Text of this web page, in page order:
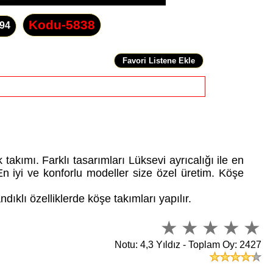
Kodu-5838
Farklı tasarımları Lüksevi ayrıcalığı ile en
iyi ve konforlu modeller size özel üretim. Köşe
özelliklerde köşe takımları yapılır.
Notu: 4,3 Yıldız - Toplam Oy: 2427